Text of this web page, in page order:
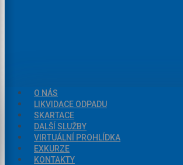
O NÁS
LIKVIDACE ODPADU
SKARTACE
DALŠÍ SLUŽBY
VIRTUÁLNÍ PROHLÍDKA
EXKURZE
KONTAKTY